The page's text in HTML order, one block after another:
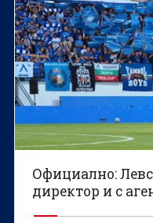
Официално:
директор и с